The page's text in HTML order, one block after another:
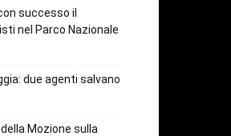
successo il
nel Parco Nazionale
due agenti salvano
Mozione sulla